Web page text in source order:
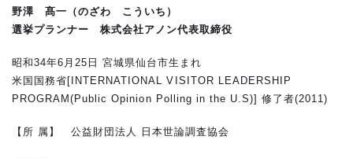
野澤 髙一（のざわ こういち）
選挙プランナー 株式会社アノン代表取締役
昭和34年6月25日 宮城県仙台市生まれ
米国国務省[INTERNATIONAL VISITOR LEADERSHIP
PROGRAM(Public Opinion Polling in the U.S)] 修了者(2011)
【所 属】 公益財団法人 日本世論調査協会